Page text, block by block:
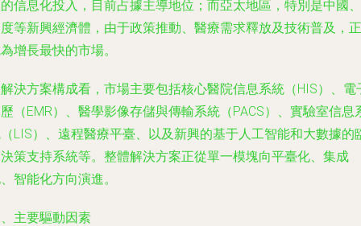
信息化投入，目前占據主導地位；而亞太地區，特別是中國、
等新興經濟體，由于政策推動、醫療需求釋放及技術普及，正
增長最快的市場。
決方案構成看，市場主要包括核心醫院信息系統（HIS）、電
（EMR）、醫學影像存儲與傳輸系統（PACS）、實驗室信息
LIS）、遠程醫療平臺、以及新興的基于人工智能和大數據的
策支持系統等。整體解決方案正從單一模塊向平臺化、集成
智能化方向演進。
主要驅動因素